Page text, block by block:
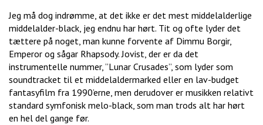
Jeg må dog indrømme, at det ikke er det mest middelalderlige
middelalder-black, jeg endnu har hørt. Tit og ofte lyder det
tættere på noget, man kunne forvente af Dimmu Borgir,
Emperor og sågar Rhapsody. Jovist, der er da det
instrumentelle nummer, ”Lunar Crusades”, som lyder som
soundtracket til et middelaldermarked eller en lav-budget
fantasyfilm fra 1990’erne, men derudover er musikken relativt
standard symfonisk melo-black, som man trods alt har hørt
en hel del gange før.